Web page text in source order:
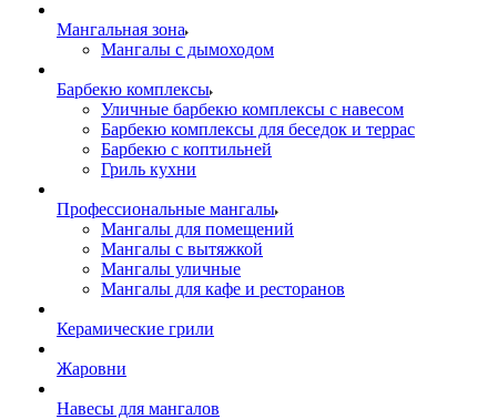
Мангальная зона
Мангалы с дымоходом
Барбекю комплексы
Уличные барбекю комплексы с навесом
Барбекю комплексы для беседок и террас
Барбекю с коптильней
Гриль кухни
Профессиональные мангалы
Мангалы для помещений
Мангалы с вытяжкой
Мангалы уличные
Мангалы для кафе и ресторанов
Керамические грили
Жаровни
Навесы для мангалов